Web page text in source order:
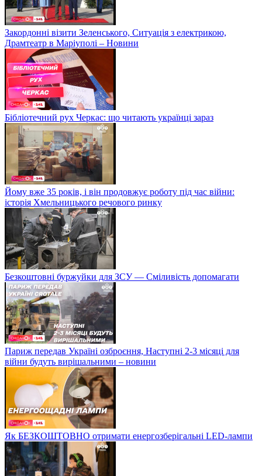
Закордонні візити Зеленського, Ситуація з електрикою,
Драмтеатр в Маріуполі – Новини
Бібліотечний рух Черкас: що читають українці зараз
Йому вже 35 років, і він продовжує роботу під час війни:
історія Хмельницького речового ринку
Безкоштовні буржуйки для ЗСУ — Сміливість допомагати
Париж передав Україні озброєння, Наступні 2-3 місяці для
війни будуть вирішальними – новини
Як БЕЗКОШТОВНО отримати енергозберігальні LED-лампи